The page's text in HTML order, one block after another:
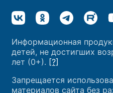
Информационная
детей, не достигших
лет (0+). [?]
Запрещается
материалов сайта без